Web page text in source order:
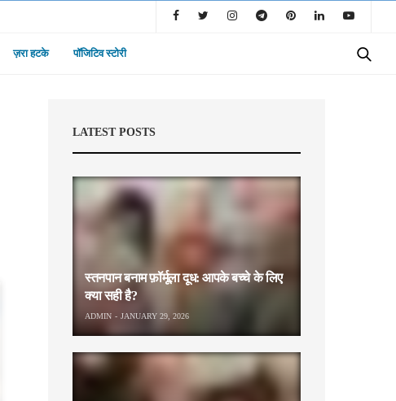
ज़रा हटके पॉजिटिव स्टोरी
LATEST POSTS
स्तनपान बनाम फ़ॉर्मूला दूध: आपके बच्चे के लिए
क्या सही है?
ADMIN JANUARY 29, 2026